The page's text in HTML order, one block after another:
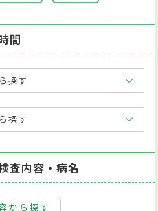
間
探す
探す
査内容・病名
から探す